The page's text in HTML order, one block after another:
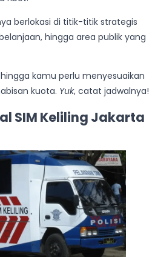
berlokasi di titik-titik strategis
hingga area publik yang
kamu perlu menyesuaikan
kuota. Yuk, catat jadwalnya!
SIM Keliling Jakarta